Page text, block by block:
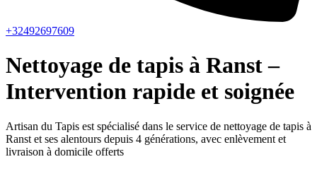
+32492697609
Nettoyage de tapis à Ranst –
Intervention rapide et soignée
Artisan du Tapis est spécialisé dans le service de nettoyage de tapis à
Ranst et ses alentours depuis 4 générations, avec enlèvement et
livraison à domicile offerts